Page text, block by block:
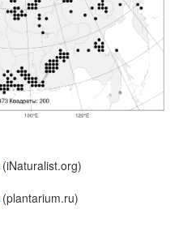
(iNaturalist.org)
(plantarium.ru)